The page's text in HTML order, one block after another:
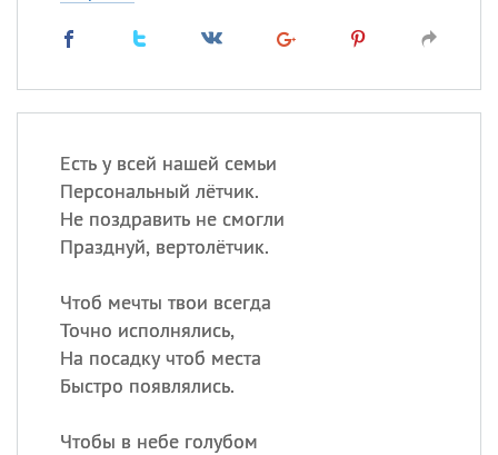
Есть у всей нашей семьи
Персональный лётчик.
Не поздравить не смогли
Празднуй, вертолётчик.
Чтоб мечты твои всегда
Точно исполнялись,
На посадку чтоб места
Быстро появлялись.
Чтобы в небе голубом